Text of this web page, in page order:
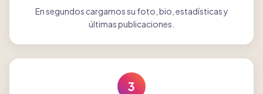
En segundos cargamos su foto, bio, estadísticas y
últimas publicaciones.
3